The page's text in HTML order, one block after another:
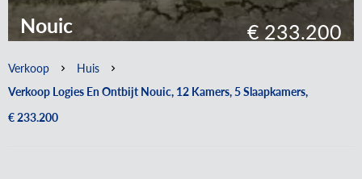
Nouic € 233.200
Verkoop
Huis
Verkoop Logies En Ontbijt Nouic, 12 Kamers, 5 Slaapkamers,
€ 233.200